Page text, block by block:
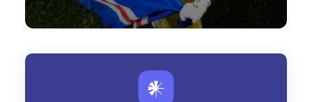
𒀭